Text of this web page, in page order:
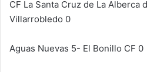
CF La Santa Cruz de La Alberca
Villarrobledo 0
Aguas Nuevas 5- El Bonillo CF 0